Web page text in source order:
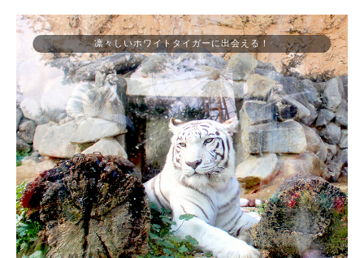
凛々しいホワイトタイガーに出会える！